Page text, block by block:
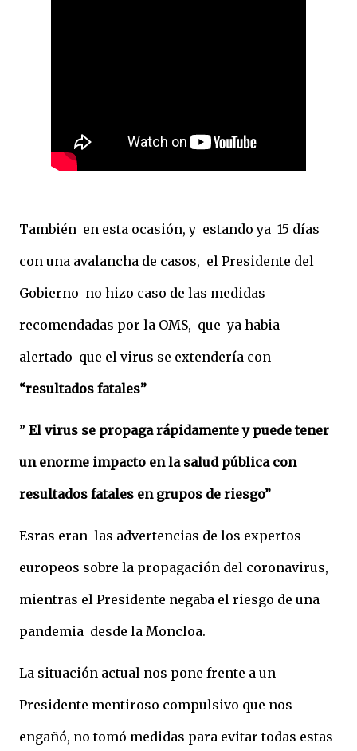
También en esta ocasión, y estando ya 15 días
con una avalancha de casos, el Presidente del
Gobierno no hizo caso de las medidas
recomendadas por la OMS, que ya habia
alertado que el virus se extendería con
“resultados fatales”
” El virus se propaga rápidamente y puede tener
un enorme impacto en la salud pública con
resultados fatales en grupos de riesgo”
Esras eran las advertencias de los expertos
europeos sobre la propagación del coronavirus,
mientras el Presidente negaba el riesgo de una
pandemia desde la Moncloa.
La situación actual nos pone frente a un
Presidente mentiroso compulsivo que nos
engañó, no tomó medidas para evitar todas estas